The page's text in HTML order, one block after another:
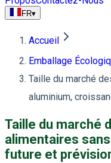
FR▾
Accueil
Emballage
Taille du marché
aluminium,
Taille du marché
alimentaires
future et